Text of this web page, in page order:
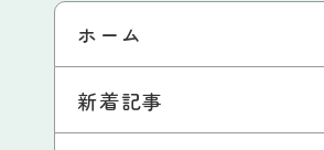
ホーム
新着記事